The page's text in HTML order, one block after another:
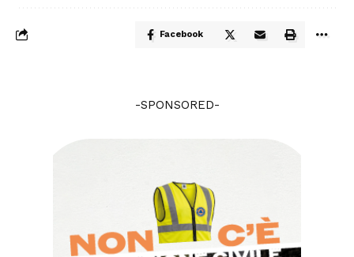
Facebook
-SPONSORED-